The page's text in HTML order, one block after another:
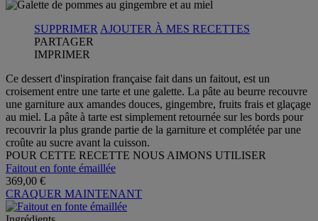
SUPPRIMER AJOUTER À MES RECETTES
PARTAGER
IMPRIMER
Ce dessert d'inspiration française fait dans un faitout, est un
croisement entre une tarte et une galette. La pâte au beurre recouvre
une garniture aux amandes douces, gingembre, fruits frais et glaçage
au miel. La pâte à tarte est simplement retournée sur les bords pour
recouvrir la plus grande partie de la garniture et complétée par une
croûte au sucre avant la cuisson.
POUR CETTE RECETTE NOUS AIMONS UTILISER
Faitout en fonte émaillée
369,00 €
CRAQUER MAINTENANT